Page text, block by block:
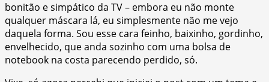
bonitão e simpático da TV – embora eu não monte
qualquer máscara lá, eu simplesmente não me vejo
daquela forma. Sou esse cara feinho, baixinho, gordinho,
envelhecido, que anda sozinho com uma bolsa de
notebook na costa parecendo perdido, só.